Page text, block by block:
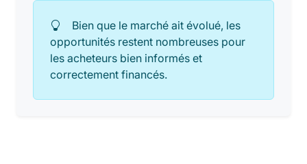
Bien que le marché ait évolué, les
opportunités restent nombreuses pour
les acheteurs bien informés et
correctement financés.